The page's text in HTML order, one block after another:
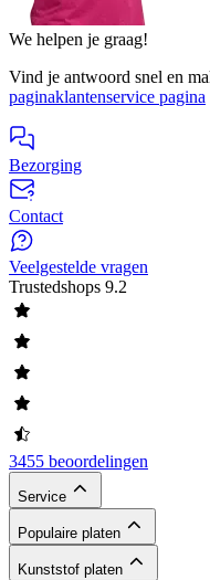
We helpen je graag!
Vind je antwoord snel en
paginaklantenservice pagina
Bezorging
Contact
Veelgestelde vragen
Trustedshops 9.2
3455 beoordelingen
Service
Populaire platen
Kunststof platen